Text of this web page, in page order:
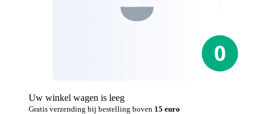
Uw winkel wagen is leeg
Gratis verzending bij bestelling boven 15 euro